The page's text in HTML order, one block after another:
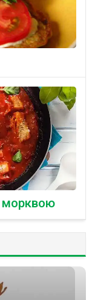
морквою